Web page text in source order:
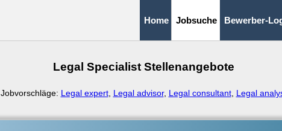
Home Jobsuche Bewerber-
Legal Specialist Stellenangebote
Jobvorschläge: Legal expert, Legal advisor, Legal consultant, Legal